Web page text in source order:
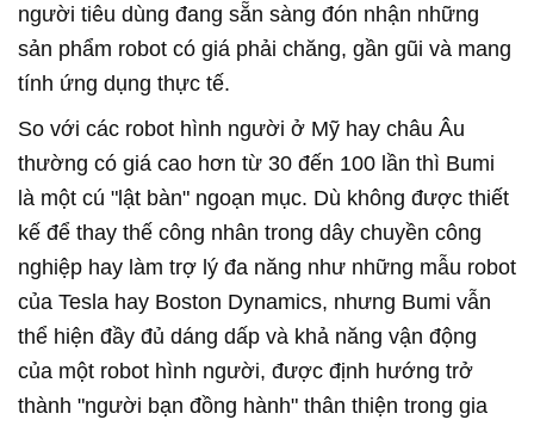
người tiêu dùng đang sẵn sàng đón nhận những
sản phẩm robot có giá phải chăng, gần gũi và mang
tính ứng dụng thực tế.
So với các robot hình người ở Mỹ hay châu Âu
thường có giá cao hơn từ 30 đến 100 lần thì Bumi
là một cú "lật bàn" ngoạn mục. Dù không được thiết
kế để thay thế công nhân trong dây chuyền công
nghiệp hay làm trợ lý đa năng như những mẫu robot
của Tesla hay Boston Dynamics, nhưng Bumi vẫn
thể hiện đầy đủ dáng dấp và khả năng vận động
của một robot hình người, được định hướng trở
thành "người bạn đồng hành" thân thiện trong gia